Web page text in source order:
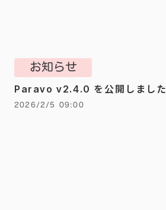
お知らせ
Paravo v2.4.0 を公開しました
2026/2/5 09:00